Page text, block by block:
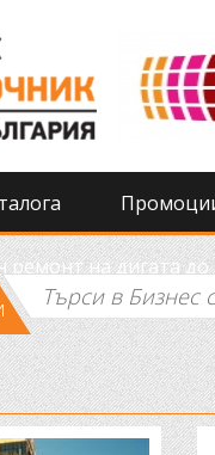
на дигата